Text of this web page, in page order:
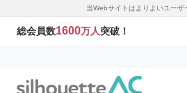
当Webサイトはよりよいユー
総会員数1600万人突破！